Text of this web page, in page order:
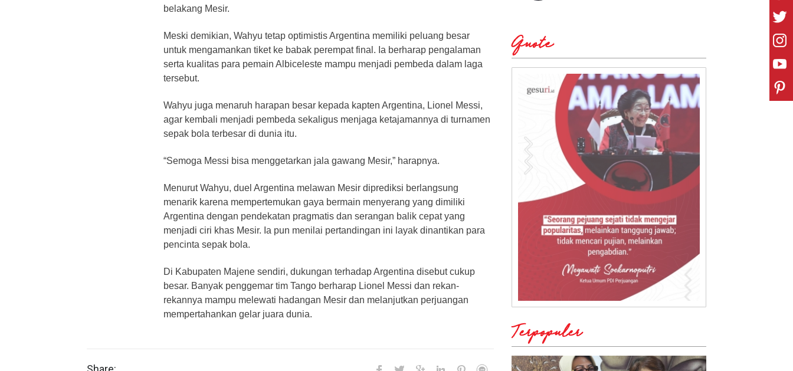
belakang Mesir.
Meski demikian, Wahyu tetap optimistis Argentina memiliki peluang besar
untuk mengamankan tiket ke babak perempat final. Ia berharap pengalaman
serta kualitas para pemain Albiceleste mampu menjadi pembeda dalam laga
tersebut.
Wahyu juga menaruh harapan besar kepada kapten Argentina, Lionel Messi,
agar kembali menjadi pembeda sekaligus menjaga ketajamannya di turnamen
sepak bola terbesar di dunia itu.
“Semoga Messi bisa menggetarkan jala gawang Mesir,” harapnya.
Menurut Wahyu, duel Argentina melawan Mesir diprediksi berlangsung
menarik karena mempertemukan gaya bermain menyerang yang dimiliki
Argentina dengan pendekatan pragmatis dan serangan balik cepat yang
menjadi ciri khas Mesir. Ia pun menilai pertandingan ini layak dinantikan para
pencinta sepak bola.
Di Kabupaten Majene sendiri, dukungan terhadap Argentina disebut cukup
besar. Banyak penggemar tim Tango berharap Lionel Messi dan rekan-
rekannya mampu melewati hadangan Mesir dan melanjutkan perjuangan
mempertahankan gelar juara dunia.
Quote
Terpopuler